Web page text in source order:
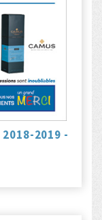
2019 -